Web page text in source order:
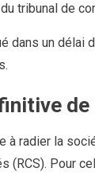
tribunal de
dans un délai
à radier la
(RCS). Pour